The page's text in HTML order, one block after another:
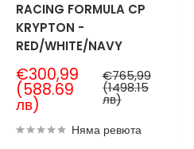
RACING FORMULA CP
KRYPTON -
RED/WHITE/NAVY
Продажна
цена
€300,99
(588.69
лв)
Нормална
цена
€765,99
(1498.15
лв)
Няма ревюта